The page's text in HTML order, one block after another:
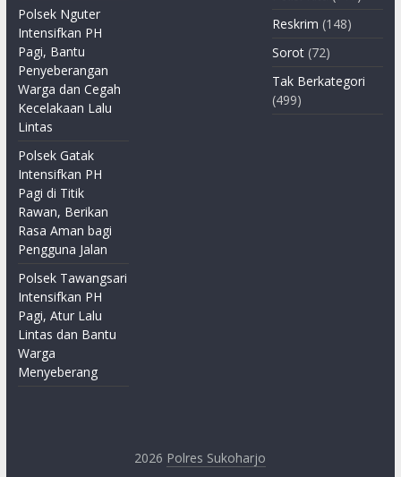
Polsek Nguter
Intensifkan PH
Pagi, Bantu
Penyeberangan
Warga dan Cegah
Kecelakaan Lalu
Lintas
Polsek Gatak
Intensifkan PH
Pagi di Titik
Rawan, Berikan
Rasa Aman bagi
Pengguna Jalan
Polsek Tawangsari
Intensifkan PH
Pagi, Atur Lalu
Lintas dan Bantu
Warga
Menyeberang
Reskrim (148)
Sorot (72)
Tak Berkategori
(499)
2026 Polres Sukoharjo